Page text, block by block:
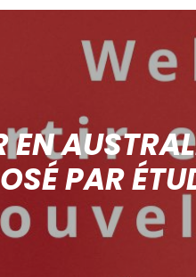
EN
PAR